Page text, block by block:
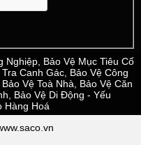
Nghiệp Bảo Vệ Mục Tiêu Cố
Canh Gác, Bảo Vệ Công
Bảo Vệ Toà Nhà
Bảo Vệ Căn
Bảo Vệ Di Động - Yếu
Hàng Hoá